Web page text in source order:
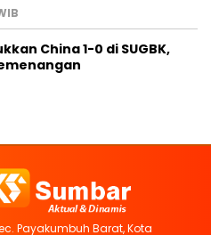
China 1-0 di SUGBK,
Payakumbuh Barat, Kota